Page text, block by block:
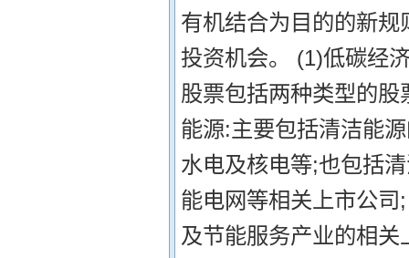
有机结合为目的的新
投资机会。 (1)低碳经
股票包括两种类型的
能源:主要包括清洁能
水电及核电等;也包括
能电网等相关上市公
及节能服务产业的相